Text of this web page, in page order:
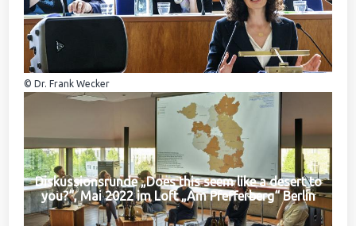
© Dr. Frank Wecker
Diskussionsrunde „Does this seem like a desert to
you?“, Mai 2022 im Loft „Am Pfefferberg“ Berlin